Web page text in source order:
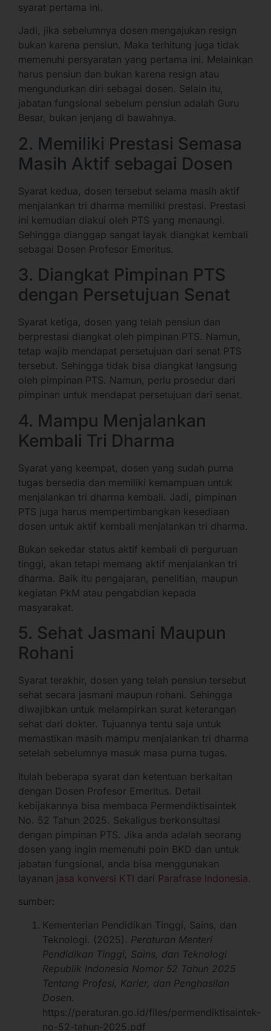
syarat pertama ini.
Jadi, jika sebelumnya dosen mengajukan resign
bukan karena pensiun. Maka terhitung juga tidak
memenuhi persyaratan yang pertama ini. Melainkan
harus pensiun dan bukan karena resign atau
mengundurkan diri sebagai dosen. Selain itu,
jabatan fungsional sebelum pensiun adalah Guru
Besar, bukan jenjang di bawahnya.
2. Memiliki Prestasi Semasa
Masih Aktif sebagai Dosen
Syarat kedua, dosen tersebut selama masih aktif
menjalankan tri dharma memiliki prestasi. Prestasi
ini kemudian diakui oleh PTS yang menaungi.
Sehingga dianggap sangat layak diangkat kembali
sebagai Dosen Profesor Emeritus.
3. Diangkat Pimpinan PTS
dengan Persetujuan Senat
Syarat ketiga, dosen yang telah pensiun dan
berprestasi diangkat oleh pimpinan PTS. Namun,
tetap wajib mendapat persetujuan dari senat PTS
tersebut. Sehingga tidak bisa diangkat langsung
oleh pimpinan PTS. Namun, perlu prosedur dari
pimpinan untuk mendapat persetujuan dari senat.
4. Mampu Menjalankan
Kembali Tri Dharma
Syarat yang keempat, dosen yang sudah purna
tugas bersedia dan memiliki kemampuan untuk
menjalankan tri dharma kembali. Jadi, pimpinan
PTS juga harus mempertimbangkan kesediaan
dosen untuk aktif kembali menjalankan tri dharma.
Bukan sekedar status aktif kembali di perguruan
tinggi, akan tetapi memang aktif menjalankan tri
dharma. Baik itu pengajaran, penelitian, maupun
kegiatan PkM atau pengabdian kepada
masyarakat.
5. Sehat Jasmani Maupun
Rohani
Syarat terakhir, dosen yang telah pensiun tersebut
sehat secara jasmani maupun rohani. Sehingga
diwajibkan untuk melampirkan surat keterangan
sehat dari dokter. Tujuannya tentu saja untuk
memastikan masih mampu menjalankan tri dharma
setelah sebelumnya masuk masa purna tugas.
Itulah beberapa syarat dan ketentuan berkaitan
dengan Dosen Profesor Emeritus. Detail
kebijakannya bisa membaca Permendiktisaintek
No. 52 Tahun 2025. Sekaligus berkonsultasi
dengan pimpinan PTS. Jika anda adalah seorang
dosen yang ingin memenuhi poin BKD dan untuk
jabatan fungsional, anda bisa menggunakan
layanan jasa konversi KTI dari Parafrase Indonesia.
sumber:
Kementerian Pendidikan Tinggi, Sains, dan
Teknologi. (2025). Peraturan Menteri
Pendidikan Tinggi, Sains, dan Teknologi
Republik Indonesia Nomor 52 Tahun 2025
Tentang Profesi, Karier, dan Penghasilan
Dosen.
https://peraturan.go.id/files/permendiktisaintek-
no-52-tahun-2025.pdf